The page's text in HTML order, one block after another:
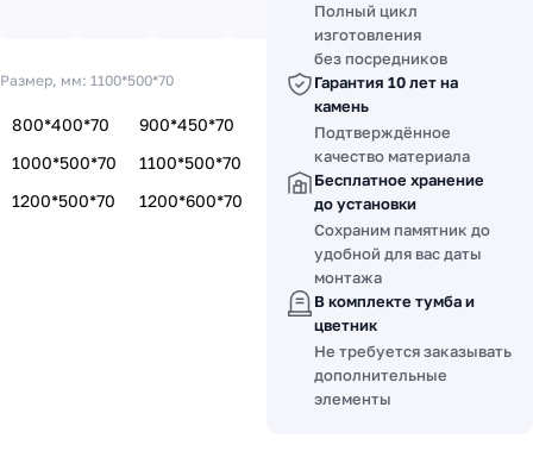
Размер, мм: 1100*500*70
800*400*70
900*450*70
1000*500*70
1100*500*70
1200*500*70
1200*600*70
Полный цикл
изготовления
без посредников
Гарантия 10 лет на
камень
Подтверждённое
качество материала
Бесплатное хранение
до установки
Сохраним памятник до
удобной для вас даты
монтажа
В комплекте тумба и
цветник
Не требуется заказывать
дополнительные
элементы